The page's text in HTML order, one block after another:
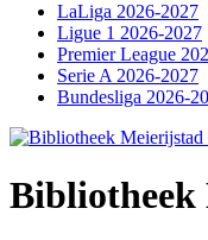
LaLiga 2026-2027
Ligue 1 2026-2027
Premier League
Serie A 2026-2027
Bundesliga 2026-